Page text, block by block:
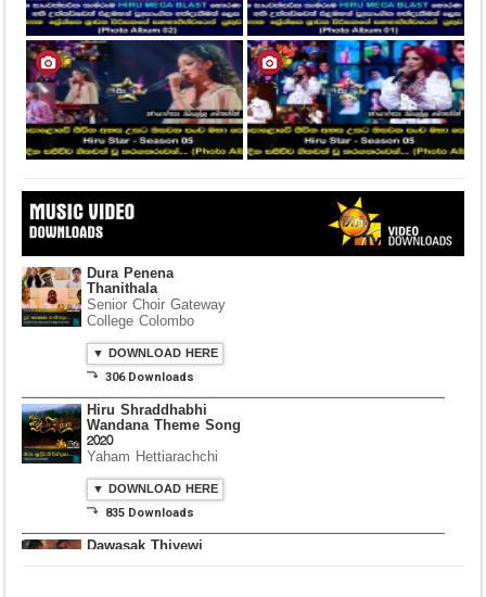
Dura Penena
Thanithala
Senior Choir Gateway
College Colombo
▼ DOWNLOAD HERE
⤵ 306 Downloads
Hiru Shraddhabhi
Wandana Theme Song
2020
Yaham Hettiarachchi
▼ DOWNLOAD HERE
⤵ 835 Downloads
Dawasak Thiyewi